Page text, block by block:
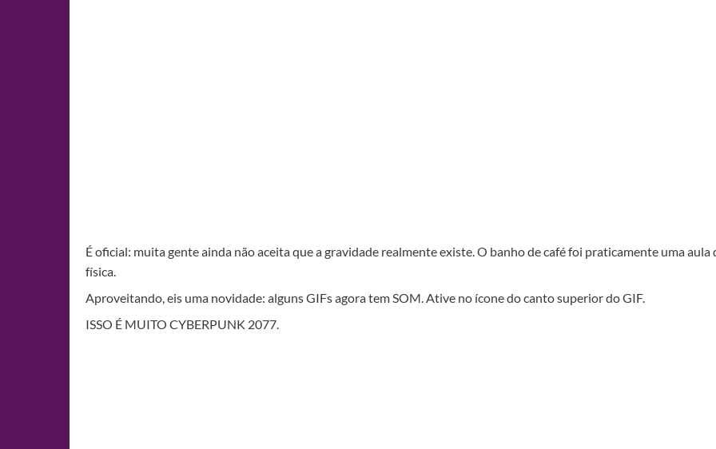
É oficial: muita gente ainda não aceita que a gravidade realmente existe. O banho de café foi praticamente uma aula
física.
Aproveitando, eis uma novidade: alguns GIFs agora tem SOM. Ative no ícone do canto superior do GIF.
ISSO É MUITO CYBERPUNK 2077.